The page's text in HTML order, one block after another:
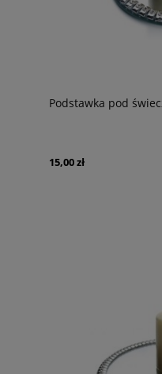
Podstawka pod
15,00 zł